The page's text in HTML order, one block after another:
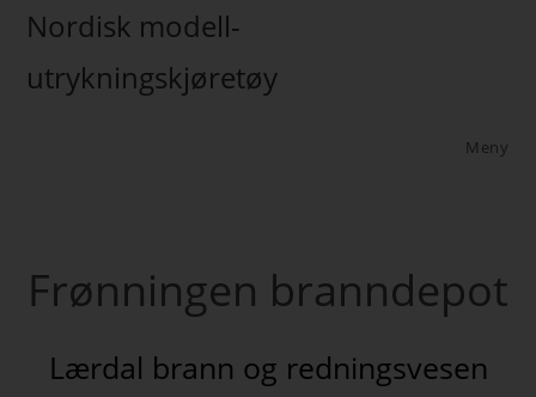
Nordisk modell-
utrykningskjøretøy
Meny
Frønningen branndepot
Lærdal brann og redningsvesen